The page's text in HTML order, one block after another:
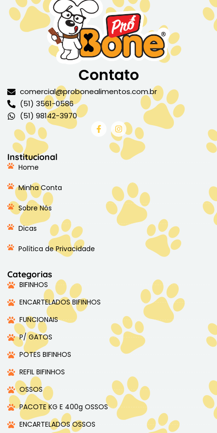
Contato
comercial@probonealimentos.com.br
(51) 3561-0586
(51) 98142-3970
Institucional
Home
Minha Conta
Sobre Nós
Dicas
Política de Privacidade
Categorias
BIFINHOS
ENCARTELADOS BIFINHOS
FUNCIONAIS
P/ GATOS
POTES BIFINHOS
REFIL BIFINHOS
OSSOS
PACOTE KG E 400g OSSOS
ENCARTELADOS OSSOS